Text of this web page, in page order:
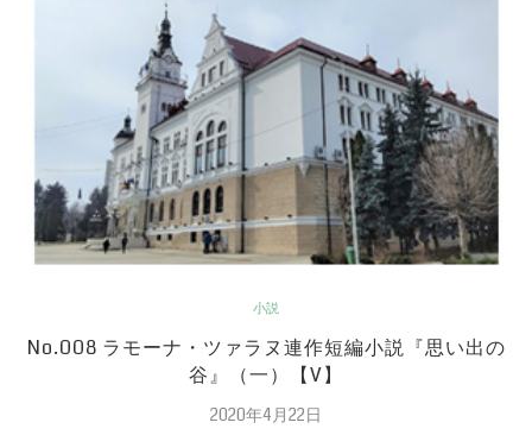
小説
No.008 ラモーナ・ツァラヌ連作短編小説『思い出の
谷』（一）【V】
2020年4月22日